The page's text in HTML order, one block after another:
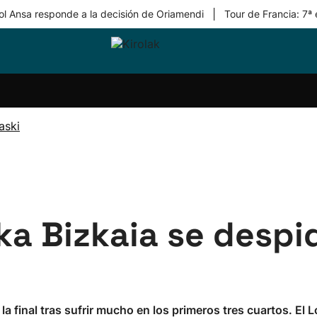
Ansa responde a la decisión de Oriamendi Tour de Francia: 7ª
Equipos
Bizkaia se
final tras sufrir mucho en los primeros tres cuartos. El